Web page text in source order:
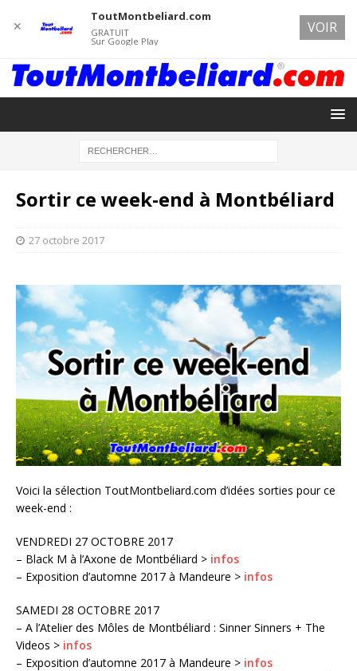
Sortir ce week-end à Montbéliard
27 octobre 2017
Voici la sélection ToutMontbeliard.com d’idées sorties pour ce
week-end :
VENDREDI 27 OCTOBRE 2017
– Black M à l’Axone de Montbéliard > infos
– Exposition d’automne 2017 à Mandeure > infos
SAMEDI 28 OCTOBRE 2017
– A l’Atelier des Môles de Montbéliard : Sinner Sinners + The
Videos > infos
– Exposition d’automne 2017 à Mandeure > infos
✕
ToutMontbeliard.com
GRATUIT
Sur Google Play
VOIR